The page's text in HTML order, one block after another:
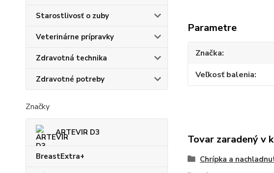
Starostlivosť o zuby
Veterinárne prípravky
Zdravotná technika
Zdravotné potreby
Značky
ARTEVIR D3
BreastExtra+
Parametre
Značka
Veľkosť balenia
Tovar zaradený v
Chrípka a